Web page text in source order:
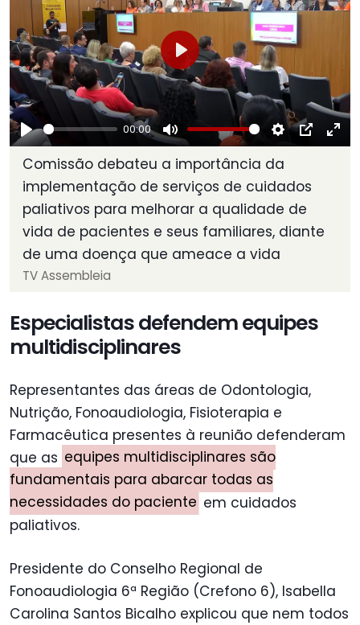
Play
00:00
Mute Settings
PIP
Play
Comissão debateu a importância da
implementação de serviços de cuidados
paliativos para melhorar a qualidade de
vida de pacientes e seus familiares, diante
de uma doença que ameace a vida
TV Assembleia
Especialistas defendem equipes
multidisciplinares
Representantes das áreas de Odontologia,
Nutrição, Fonoaudiologia, Fisioterapia e
Farmacêutica presentes à reunião defenderam
que as equipes multidisciplinares são
fundamentais para abarcar todas as
necessidades do paciente em cuidados
paliativos.
Presidente do Conselho Regional de
Fonoaudiologia 6ª Região (Crefono 6), Isabella
Carolina Santos Bicalho explicou que nem todos